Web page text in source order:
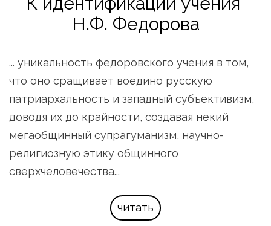
Н.Ф. Федорова
... уникальность федоровского учения в том,
что оно сращивает воедино русскую
патриархальность и западный субъективизм,
доводя их до крайности, создавая некий
мегаобщинный супрагуманизм, научно-
религиозную этику общинного
сверхчеловечества...
читать